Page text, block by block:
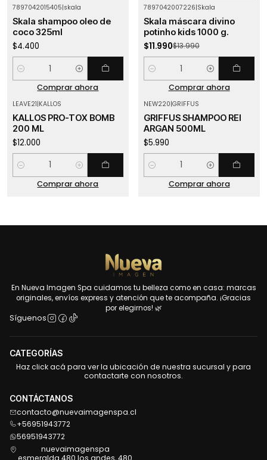
7897042015405|skala
Skala shampoo oleo de
coco 325ml
$4.400
Cantidad
Comprar ahora
7897042007226|Skala
Skala máscara divino
potinho kids 1000 g.
$11.990$13.990
Cantidad
Comprar ahora
LEAVE21|KALLOS
KALLOS PRO-TOX BOMB
200 ML
$12.000
Cantidad
Comprar ahora
NEW220|GRIFFUS
GRIFFUS SHAMPOO REI
ARGAN 500ML
$5.990
Cantidad
Comprar ahora
En Nueva Imagen Spa cuidamos tu belleza como en casa: marcas
originales, envíos express y atención que te acompaña. ¡Gracias
por elegirnos! 🌿
Síguenos
CATEGORÍAS
Haz click acá para ver la ubicación de nuestra sucursal y para
contactarte con nosotros.
CONTÁCTANOS
contacto@nuevaimagenspa.cl
+56951943772
56951943772
nuevaimagenspa
esmeralda 480 los andes, 480